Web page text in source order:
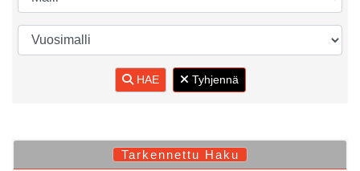
HAE Tyhjennä
Tarkennettu Haku